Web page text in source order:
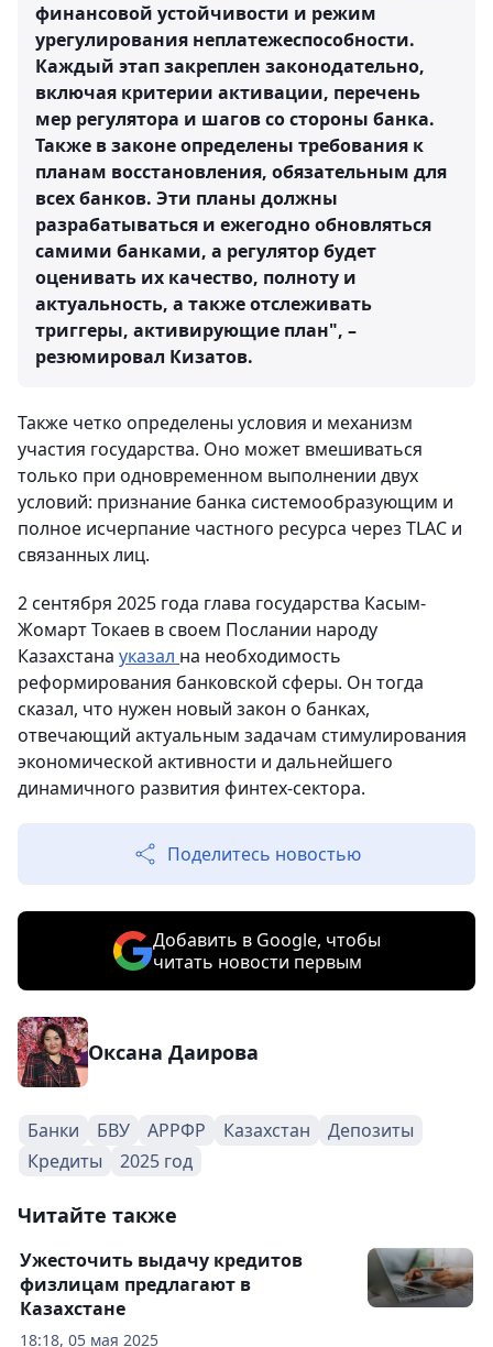
финансовой устойчивости и режим
урегулирования неплатежеспособности.
Каждый этап закреплен законодательно,
включая критерии активации, перечень
мер регулятора и шагов со стороны банка.
Также в законе определены требования к
планам восстановления, обязательным для
всех банков. Эти планы должны
разрабатываться и ежегодно обновляться
самими банками, а регулятор будет
оценивать их качество, полноту и
актуальность, а также отслеживать
триггеры, активирующие план", –
резюмировал Кизатов.
Также четко определены условия и механизм
участия государства. Оно может вмешиваться
только при одновременном выполнении двух
условий: признание банка системообразующим и
полное исчерпание частного ресурса через TLAC и
связанных лиц.
2 сентября 2025 года глава государства Касым-
Жомарт Токаев в своем Послании народу
Казахстана указал на необходимость
реформирования банковской сферы. Он тогда
сказал, что нужен новый закон о банках,
отвечающий актуальным задачам стимулирования
экономической активности и дальнейшего
динамичного развития финтех-сектора.
Поделитесь новостью
Добавить в Google, чтобы
читать новости первым
Оксана Даирова
Банки БВУ АРРФР Казахстан
Депозиты
Кредиты
2025 год
Читайте также
18:18, 05 мая 2025
Ужесточить выдачу кредитов
физлицам предлагают в
Казахстане